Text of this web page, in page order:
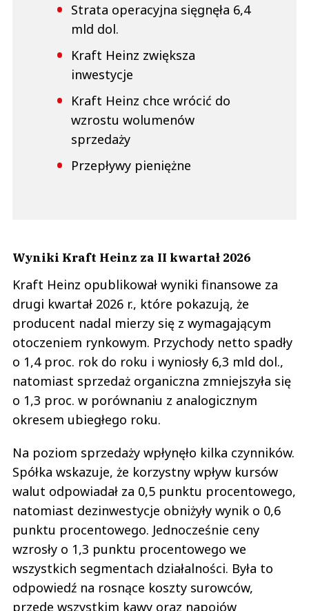
Strata operacyjna sięgnęła 6,4
mld dol.
Kraft Heinz zwiększa
inwestycje
Kraft Heinz chce wrócić do
wzrostu wolumenów
sprzedaży
Przepływy pieniężne
Wyniki Kraft Heinz za II kwartał 2026
Kraft Heinz opublikował wyniki finansowe za
drugi kwartał 2026 r., które pokazują, że
producent nadal mierzy się z wymagającym
otoczeniem rynkowym. Przychody netto spadły
o 1,4 proc. rok do roku i wyniosły 6,3 mld dol.,
natomiast sprzedaż organiczna zmniejszyła się
o 1,3 proc. w porównaniu z analogicznym
okresem ubiegłego roku.
Na poziom sprzedaży wpłynęło kilka czynników.
Spółka wskazuje, że korzystny wpływ kursów
walut odpowiadał za 0,5 punktu procentowego,
natomiast dezinwestycje obniżyły wynik o 0,6
punktu procentowego. Jednocześnie ceny
wzrosły o 1,3 punktu procentowego we
wszystkich segmentach działalności. Była to
odpowiedź na rosnące koszty surowców,
przede wszystkim kawy oraz napojów